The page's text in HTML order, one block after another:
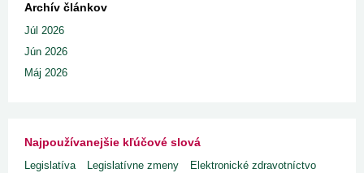
Archív článkov
Júl 2026
Jún 2026
Máj 2026
Najpoužívanejšie kľúčové slová
Legislatíva Legislatívne zmeny
Elektronické zdravotníctvo